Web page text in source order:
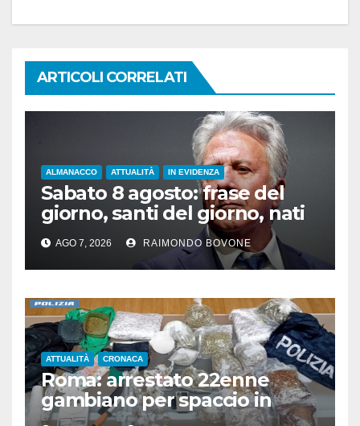
ARTICOLI CORRELATI
ALMANACCO ATTUALITÀ IN EVIDENZA
Sabato 8 agosto: frase del
giorno, santi del giorno, nati
famosi, accadde oggi
AGO 7, 2026 RAIMONDO BOVONE
ATTUALITÀ CRONACA
Roma: arrestato 22enne
gambiano per spaccio in
stazione, aveva 7 Kg di droga